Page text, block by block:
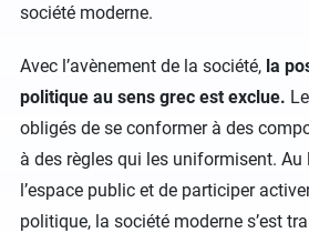
société moderne.
Avec l’avènement de la société, la
politique au sens grec est exclue.
obligés de se conformer à des
à des règles qui les uniformisent. Au
l’espace public et de participer
politique, la société moderne s’est